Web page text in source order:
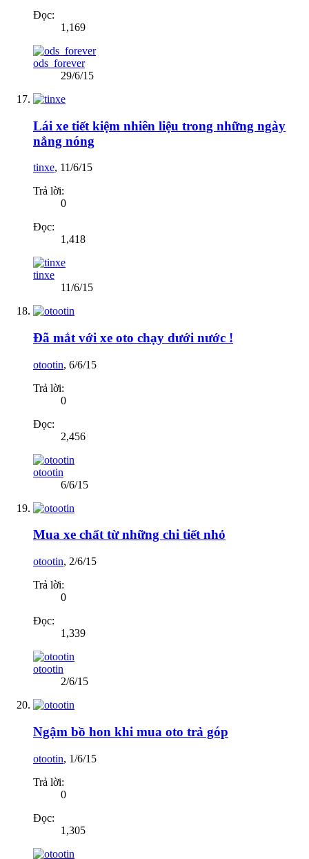
Đọc:
1,169
ods_forever
29/6/15
Lái xe tiết kiệm nhiên liệu trong những ngày
nắng nóng
tinxe, 11/6/15
Trả lời:
0
Đọc:
1,418
tinxe
11/6/15
Đã mắt với xe oto chạy dưới nước !
otootin, 6/6/15
Trả lời:
0
Đọc:
2,456
otootin
6/6/15
Mua xe chất từ những chi tiết nhỏ
otootin, 2/6/15
Trả lời:
0
Đọc:
1,339
otootin
2/6/15
Ngậm bồ hon khi mua oto trả góp
otootin, 1/6/15
Trả lời:
0
Đọc:
1,305